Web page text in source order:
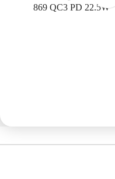
869 QC3 PD 22.5W